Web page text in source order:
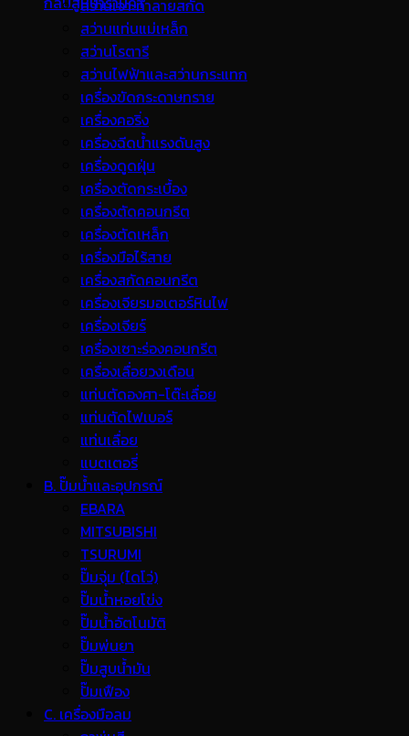
สว่านเจาะทำลายสกัด
สว่านแท่นแม่เหล็ก
สว่านโรตารี
สว่านไฟฟ้าและสว่านกระแทก
เครื่องขัดกระดาษทราย
เครื่องคอริ่ง
เครื่องฉีดน้ำแรงดันสูง
เครื่องดูดฝุ่น
เครื่องตัดกระเบื้อง
เครื่องตัดคอนกรีต
เครื่องตัดเหล็ก
เครื่องมือไร้สาย
เครื่องสกัดคอนกรีต
เครื่องเจียรมอเตอร์หินไฟ
เครื่องเจียร์
เครื่องเซาะร่องคอนกรีต
เครื่องเลื่อยวงเดือน
แท่นตัดองศา-โต๊ะเลื่อย
แท่นตัดไฟเบอร์
แท่นเลื่อย
แบตเตอรี่
B. ปั๊มน้ำและอุปกรณ์
EBARA
MITSUBISHI
TSURUMI
ปั๊มจุ่ม (ไดโว่)
ปั๊มน้ำหอยโข่ง
ปั๊มน้ำอัตโนมัติ
ปั๊มพ่นยา
ปั๊มสูบน้ำมัน
ปั๊มเฟือง
C. เครื่องมือลม